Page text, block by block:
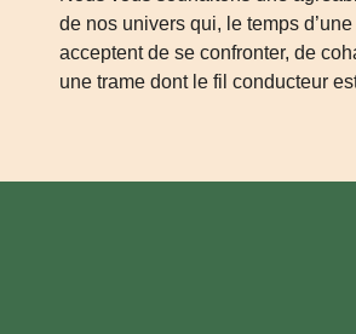
de nos univers qui, le temps
acceptent de se confronter, de
une trame dont le fil conducteur